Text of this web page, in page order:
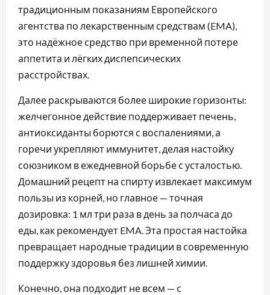
традиционным показаниям Европейского
агентства по лекарственным средствам (EMA),
это надёжное средство при временной потере
аппетита и лёгких диспепсических
расстройствах.
Далее раскрываются более широкие горизонты:
желчегонное действие поддерживает печень,
антиоксиданты борются с воспалениями, а
горечи укрепляют иммунитет, делая настойку
союзником в ежедневной борьбе с усталостью.
Домашний рецепт на спирту извлекает максимум
пользы из корней, но главное — точная
дозировка: 1 мл три раза в день за полчаса до
еды, как рекомендует EMA. Эта простая настойка
превращает народные традиции в современную
поддержку здоровья без лишней химии.
Конечно, она подходит не всем — с